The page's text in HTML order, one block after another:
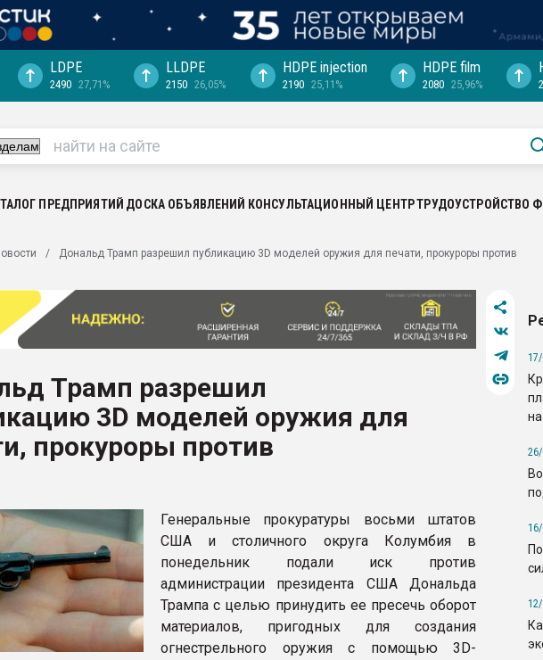
"Ижевскому
машины:
выходит на
рынке
ПЭТ
ФОРУМ
LDPE
2490 27,71%
LLDPE
2150 26,05%
HDPE injection
2190 25,11%
HDPE film
2080 25,96%
ПРЕДПРИЯТИЙ ДОСКА ОБЪЯВЛЕНИЙ КОНСУЛЬТАЦИОННЫЙ ЦЕНТРТРУДОУСТРОЙСТВО
Дональд Трамп разрешил публикацию 3D моделей оружия для печати, прокуроры против
Трамп разрешил
3D моделей оружия для
прокуроры против
Генеральные прокуратуры восьми штатов
США и столичного округа Колумбия в
понедельник подали иск против
администрации президента США Дональда
Трампа с целью принудить ее пресечь оборот
материалов, пригодных для создания
огнестрельного оружия с помощью 3D-